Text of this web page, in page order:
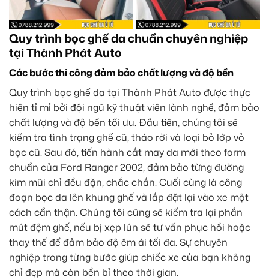
Quy trình bọc ghế da chuẩn chuyên nghiệp
tại Thành Phát Auto
Các bước thi công đảm bảo chất lượng và độ bền
Quy trình bọc ghế da tại Thành Phát Auto được thực
hiện tỉ mỉ bởi đội ngũ kỹ thuật viên lành nghề, đảm bảo
chất lượng và độ bền tối ưu. Đầu tiên, chúng tôi sẽ
kiểm tra tình trạng ghế cũ, tháo rời và loại bỏ lớp vỏ
bọc cũ. Sau đó, tiến hành cắt may da mới theo form
chuẩn của Ford Ranger 2002, đảm bảo từng đường
kim mũi chỉ đều đặn, chắc chắn. Cuối cùng là công
đoạn bọc da lên khung ghế và lắp đặt lại vào xe một
cách cẩn thận. Chúng tôi cũng sẽ kiểm tra lại phần
mút đệm ghế, nếu bị xẹp lún sẽ tư vấn phục hồi hoặc
thay thế để đảm bảo độ êm ái tối đa. Sự chuyên
nghiệp trong từng bước giúp chiếc xe của bạn không
chỉ đẹp mà còn bền bỉ theo thời gian.